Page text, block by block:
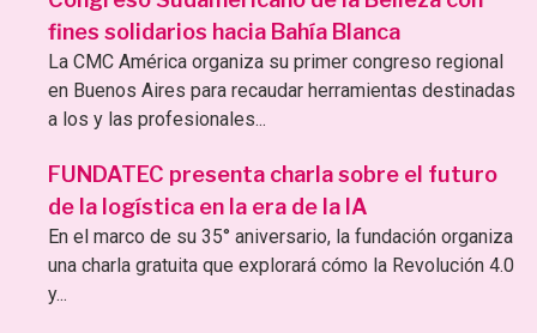
fines solidarios hacia Bahía Blanca
La CMC América organiza su primer congreso regional
en Buenos Aires para recaudar herramientas destinadas
a los y las profesionales...
FUNDATEC presenta charla sobre el futuro
de la logística en la era de la IA
En el marco de su 35° aniversario, la fundación organiza
una charla gratuita que explorará cómo la Revolución 4.0
y...